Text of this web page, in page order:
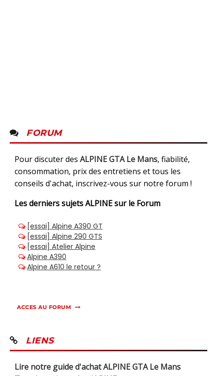
FORUM
Pour discuter des ALPINE GTA Le Mans, fiabilité,
consommation, prix des entretiens et tous les
conseils d'achat, inscrivez-vous sur notre forum !
Les derniers sujetsALPINE sur le Forum
ACCES AU FORUM
LIENS
Lire notre guide d'achat ALPINE GTA Le Mans